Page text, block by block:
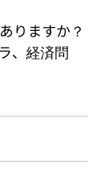
りますか？
、経済問